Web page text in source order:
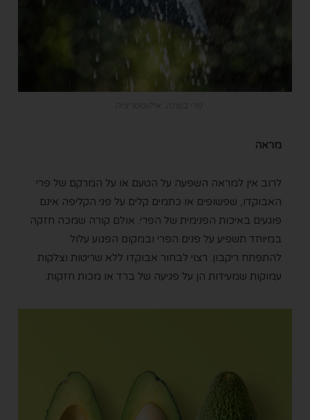
מראה
לרוב אין למראה השפעה על הטעם או על המרקם של פרי
האבוקדו, שפשופים או כתמים קלים על פני הקליפה אינם
פוגעים באיכות הפנימית של הפרי. אולם קורה שמכה חזקה
במיוחד תשפיע על פנים הפרי ובמקום הפגוע עלול
להתפתח ריקבון. רצוי לבחור אבוקדו ללא שריטות וצלקות
עמוקות שמעידות הן על פגיעה של ברד או מכות חזקות.